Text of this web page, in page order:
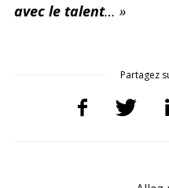
avec le talent… »
Partagez